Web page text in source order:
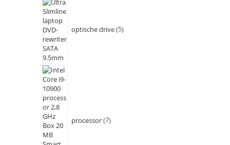
optische drive 5
processor 7